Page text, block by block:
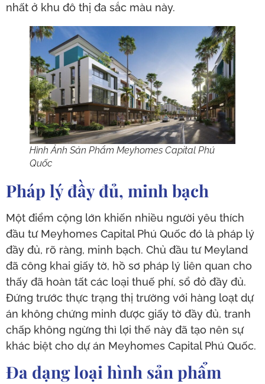
nhất ở khu đô thị đa sắc màu này.
Hình Ảnh Sản Phẩm Meyhomes Capital Phú
Quốc
Pháp lý đầy đủ, minh bạch
Một điểm cộng lớn khiến nhiều người yêu thích
đầu tư Meyhomes Capital Phú Quốc đó là pháp lý
đầy đủ, rõ ràng, minh bạch. Chủ đầu tư Meyland
đã công khai giấy tờ, hồ sơ pháp lý liên quan cho
thấy đã hoàn tất các loại thuế phí, sổ đỏ đầy đủ.
Đứng trước thực trạng thị trường với hàng loạt dự
án không chứng minh được giấy tờ đầy đủ, tranh
chấp không ngừng thì lợi thế này đã tạo nên sự
khác biệt cho dự án Meyhomes Capital Phú Quốc.
Đa dạng loại hình sản phẩm